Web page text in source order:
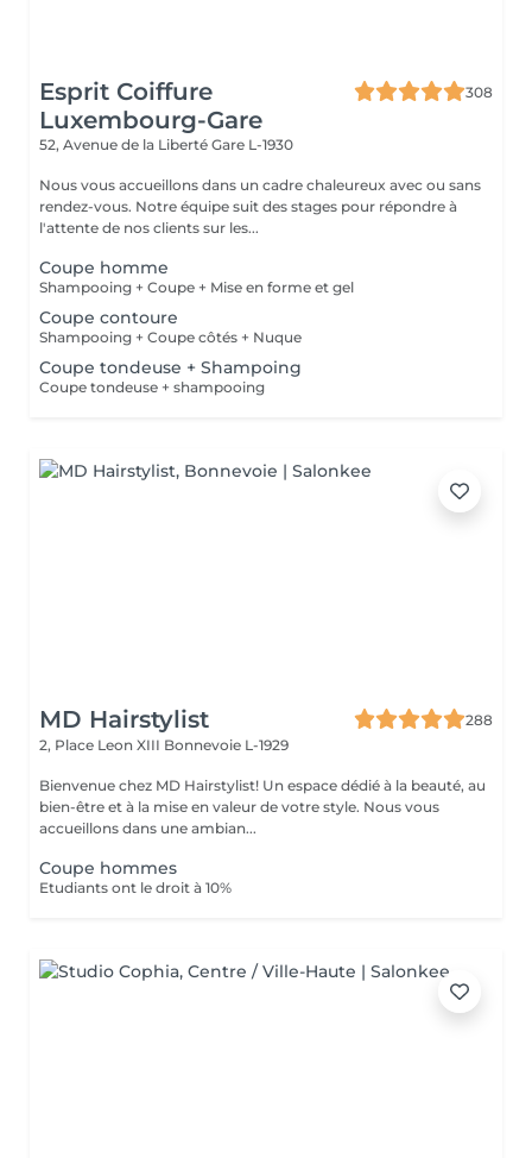
Esprit Coiffure
Luxembourg-Gare
308
52, Avenue de la Liberté Gare L-1930
Nous vous accueillons dans un cadre chaleureux avec ou sans
rendez-vous. Notre équipe suit des stages pour répondre à
l'attente de nos clients sur les...
Coupe homme
Shampooing + Coupe + Mise en forme et gel
Coupe contoure
Shampooing + Coupe côtés + Nuque
Coupe tondeuse + Shampoing
Coupe tondeuse + shampooing
MD Hairstylist
288
2, Place Leon XIII Bonnevoie L-1929
Bienvenue chez MD Hairstylist! Un espace dédié à la beauté, au
bien-être et à la mise en valeur de votre style. Nous vous
accueillons dans une ambian...
Coupe hommes
Etudiants ont le droit à 10%